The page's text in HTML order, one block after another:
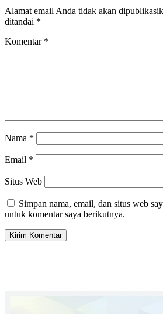
Alamat email Anda tidak akan
ditandai *
Komentar *
Nama *
Email *
Situs Web
Simpan nama, email, dan situs web
untuk komentar saya berikutnya.